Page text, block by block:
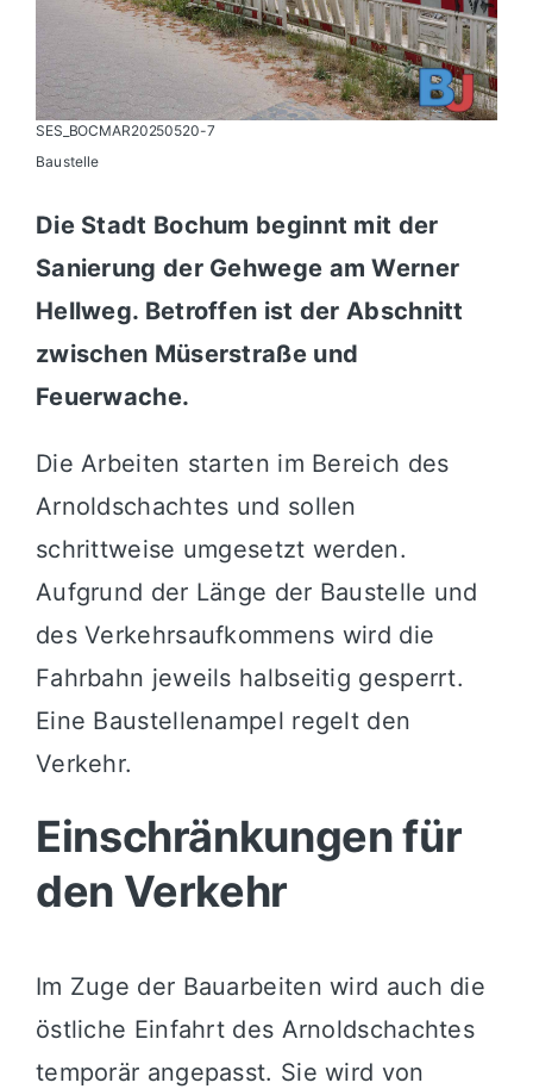
SES_BOCMAR20250520-7
Baustelle
Die Stadt Bochum beginnt mit der
Sanierung der Gehwege amWerner
Hellweg. Betroffen ist der Abschnitt
zwischen Müserstraße und
Feuerwache.
Die Arbeiten starten im Bereich des
Arnoldschachtes und sollen
schrittweise umgesetzt werden.
Aufgrund der Länge der Baustelle und
des Verkehrsaufkommens wird die
Fahrbahn jeweils halbseitig gesperrt.
Eine Baustellenampel regelt den
Verkehr.
Einschränkungen für
den Verkehr
Im Zuge der Bauarbeiten wird auch die
östliche Einfahrt des Arnoldschachtes
temporär angepasst. Sie wird von